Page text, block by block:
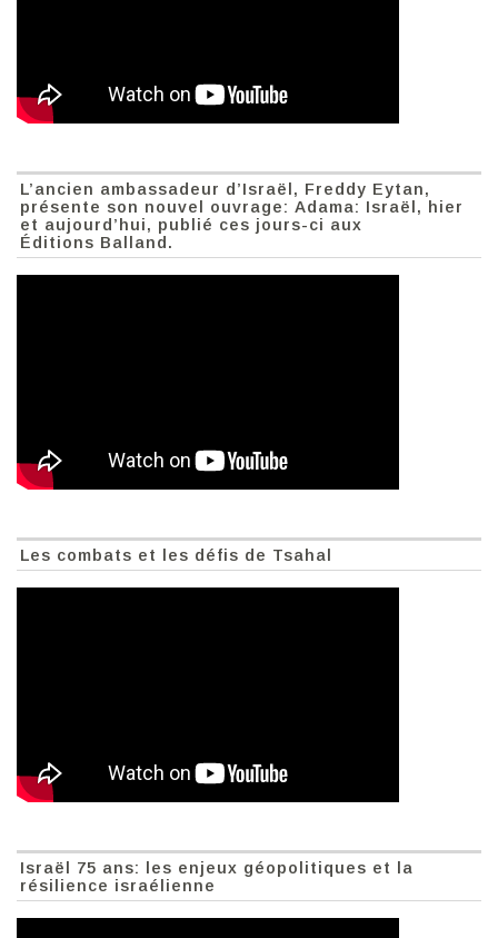
L’ancien ambassadeur d’Israël, Freddy Eytan,
présente son nouvel ouvrage: Adama: Israël, hier
et aujourd’hui, publié ces jours-ci aux
Éditions Balland.
Les combats et les défis de Tsahal
Israël 75 ans: les enjeux géopolitiques et la
résilience israélienne